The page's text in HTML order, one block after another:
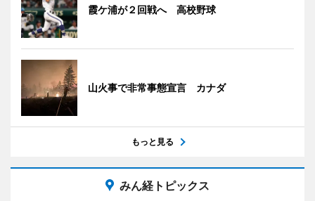
霞ケ浦が２回戦へ 高校野球
山火事で非常事態宣言 カナダ
もっと見る
みん経トピックス